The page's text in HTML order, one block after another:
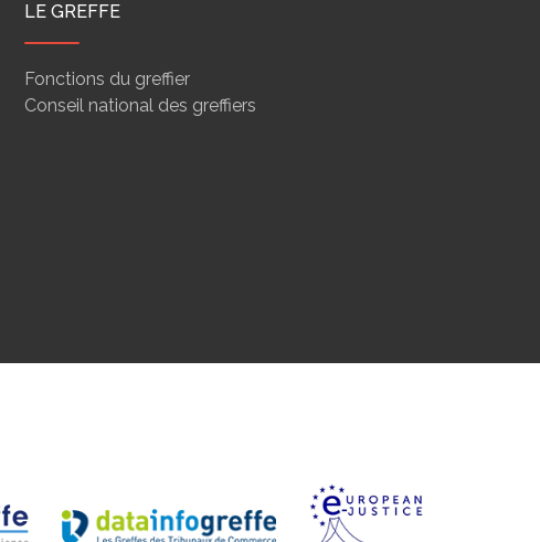
LE GREFFE
Fonctions du greffier
Conseil national des greffiers